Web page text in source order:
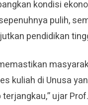
kondisi
pulih,
pendidikan
kuliah di Unusa
ujar